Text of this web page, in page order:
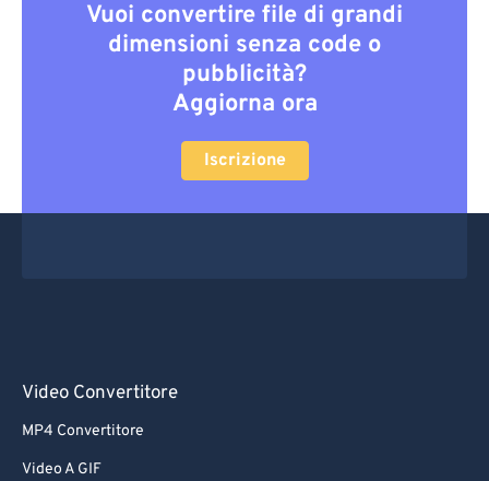
Vuoi convertire file di grandi
dimensioni senza code o
pubblicità?
Aggiorna ora
Iscrizione
Video Convertitore
MP4 Convertitore
Video A GIF